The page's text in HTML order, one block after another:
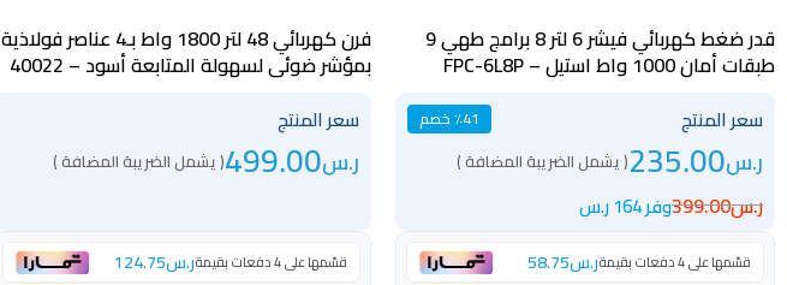
قدر ضغط كهربائي فيشر 6 لتر 8 برامج طهي 9
طبقات أمان 1000 واط استيل – FPC-6L8P
سعر المنتج ٪41 خصم
ر.س235.00( يشمل الضريبة المضافة )
ر.س399.00وفر 164 ر.س
قسّمها على 4 دفعات بقيمة ر.س58.75
فرن كهربائي 48 لتر 1800 واط بـ4 عناصر فولاذية
بمؤشر ضوئي لسهولة المتابعة أسود – 40022
سعر المنتج
ر.س499.00( يشمل الضريبة المضافة )
قسّمها على 4 دفعات بقيمة ر.س124.75